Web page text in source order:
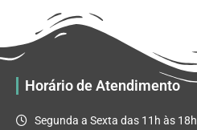
Horário de Atendimento
Segunda a Sexta das 11h às 18h